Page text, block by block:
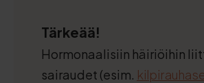
Tärkeää!
Hormonaalisiin häiriöihin
sairaudet (esim.